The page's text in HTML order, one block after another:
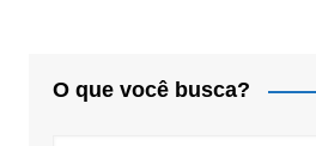
O que você busca?